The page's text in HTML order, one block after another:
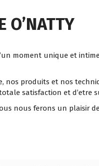
O’NATTY
moment unique et
nos produits et nos
satisfaction et d’etre
nous ferons un plaisir